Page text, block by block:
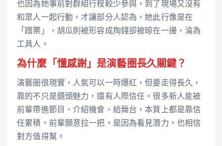
也因為她事前對群組行程較少參與，到了現場又沒有
和眾人一起行動，才讓部分人認為，她此行像是在
「蹭票」，胡瓜則被形容成掏錢卻被晾在一邊，淪為
工具人。
為什麼「懂感謝」是演藝圈長久關鍵？
演藝圈很現實，人氣可以一時爆紅，但要走得長久，
靠的不只是鏡頭魅力，還有人際信任。很多新人能被
前輩帶進節目、介紹機會、給舞台，本質上都是靠信
任累積。前輩願意拉一把，是因為看見潛力，也相信
對方值得幫。